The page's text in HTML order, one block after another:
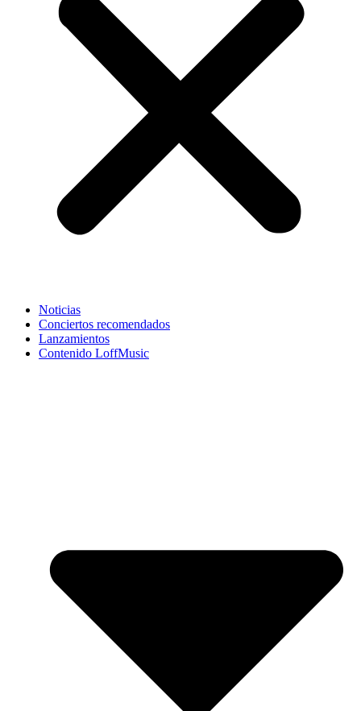
Noticias
Conciertos recomendados
Lanzamientos
Contenido LoffMusic